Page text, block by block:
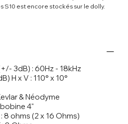
S10 est encore stockés sur le dolly.
3dB) : 60Hz - 18kHz
H x V : 110° x 10°
& Néodyme
4"
8 ohms (2 x 16 Ohms)